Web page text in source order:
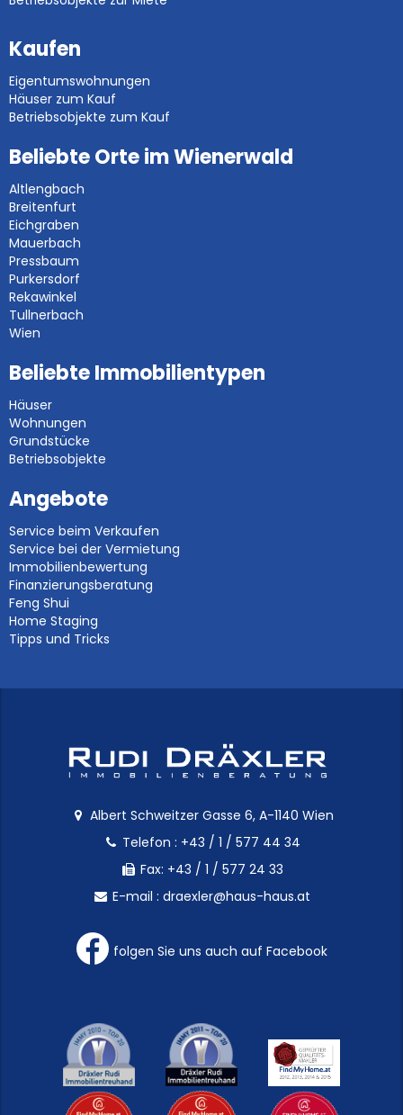
Kaufen
Eigentumswohnungen
Häuser zum Kauf
Betriebsobjekte zum Kauf
Beliebte Orte im Wienerwald
Altlengbach
Breitenfurt
Eichgraben
Mauerbach
Pressbaum
Purkersdorf
Rekawinkel
Tullnerbach
Wien
Beliebte Immobilientypen
Häuser
Wohnungen
Grundstücke
Betriebsobjekte
Angebote
Service beim Verkaufen
Service bei der Vermietung
Immobilienbewertung
Finanzierungsberatung
Feng Shui
Home Staging
Tipps und Tricks
Albert Schweitzer Gasse 6, A-1140 Wien
Telefon : +43 / 1 / 577 44 34
Fax: +43 / 1 / 577 24 33
E-mail : draexler@haus-haus.at
folgen Sie uns auch auf Facebook